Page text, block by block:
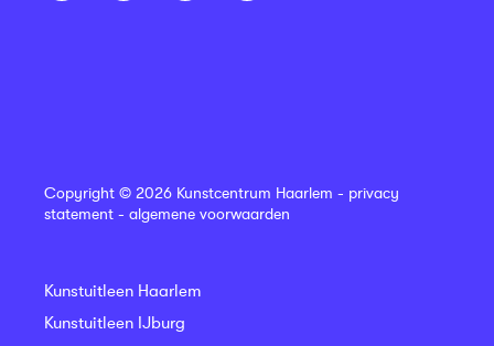
Copyright © 2026 Kunstcentrum Haarlem - privacy
statement - algemene voorwaarden
Kunstuitleen Haarlem
Kunstuitleen IJburg